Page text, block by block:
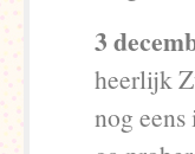
3
heerlijk
nog